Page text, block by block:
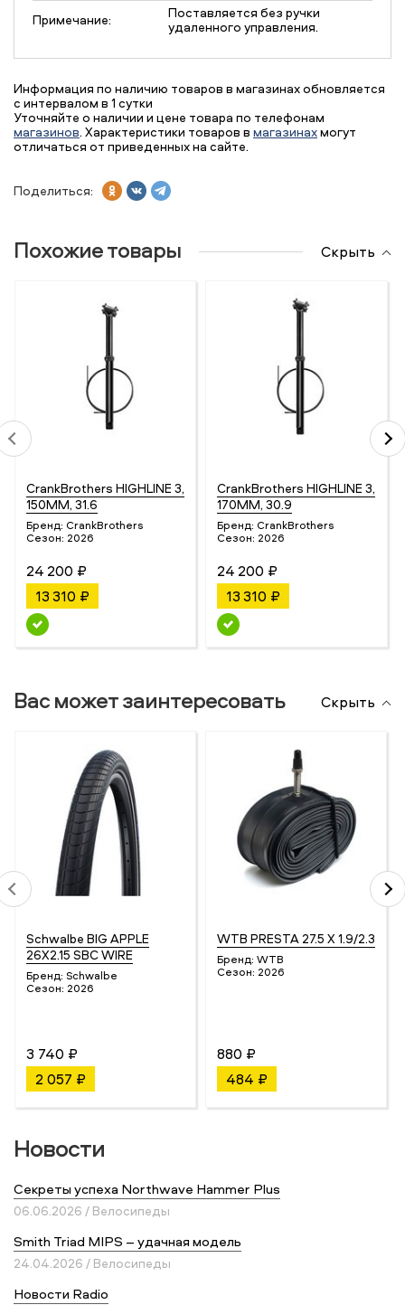
Примечание:
Поставляется без ручки
удаленного управления.
Информация по наличию товаров в магазинах обновляется
с интервалом в 1 сутки
Уточняйте о наличии и цене товара по телефонам
магазинов. Характеристики товаров в магазинахмогут
отличаться от приведенных на сайте.
Поделиться:
Похожие товары Скрыть
CrankBrothers HIGHLINE 3,
150MM, 31.6
Бренд: CrankBrothers
Сезон: 2026
24 200 ₽
13 310 ₽
CrankBrothers HIGHLINE 3,
170MM, 30.9
Бренд: CrankBrothers
Сезон: 2026
24 200 ₽
13 310 ₽
Вас может заинтересовать Скрыть
Schwalbe BIG APPLE
26X2.15 SBC WIRE
Бренд: Schwalbe
Сезон: 2026
3 740 ₽
2 057 ₽
WTB PRESTA 27.5 X 1.9/2.3
Бренд: WTB
Сезон: 2026
880 ₽
484 ₽
Новости
Секреты успеха Northwave Hammer Plus
06.06.2026 / Велосипеды
Smith Triad MIPS – удачная модель
24.04.2026 / Велосипеды
Новости Radio